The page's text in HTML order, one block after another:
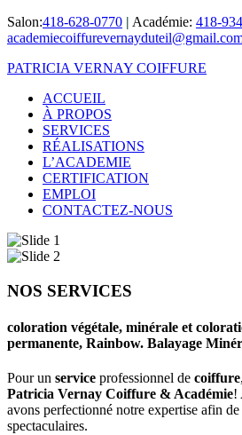
Salon:418-628-0770 | Académie: 418-
PATRICIA VERNAY COIFFURE
ACCUEIL
À PROPOS
SERVICES
RÉALISATIONS
L’ACADEMIE
CERTIFICATION
EMPLOI
CONTACTEZ-NOUS
NOS SERVICES
coloration végétale, minérale et
permanente, Rainbow. Balayage
Pour un service professionnel de coiffure
Patricia Vernay Coiffure & Académie!
avons perfectionné notre expertise afin
spectaculaires.